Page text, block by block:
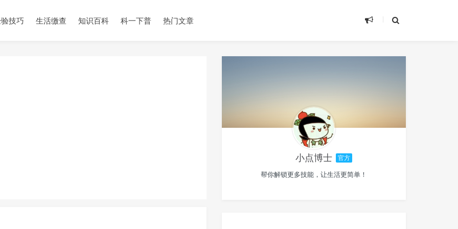
技巧 生活缴查 知识百科 科一下普 热门文章
小点博士 官方
帮你解锁更多技能，让生活更简单！